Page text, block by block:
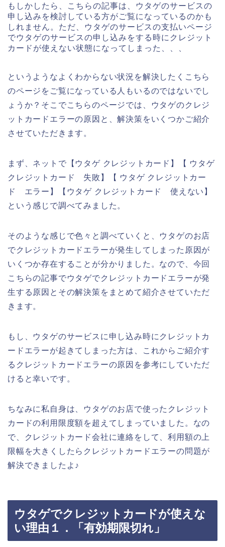
もしかしたら、こちらの記事は、ウタゲのサービスの
申し込みを検討している方がご覧になっているのかも
しれません。ただ、ウタゲのサービスの支払いページ
でウタゲのサービスの申し込みをする時にクレジット
カードが使えない状態になってしまった、、、
というようなよくわからない状況を解決したくこちら
のページをご覧になっている人もいるのではないでし
ょうか？そこでこちらのページでは、ウタゲのクレジ
ットカードエラーの原因と、解決策をいくつかご紹介
させていただきます。
まず、ネットで【ウタゲ クレジットカード】【 ウタゲ
クレジットカード 失敗】【 ウタゲ クレジットカー
ド エラー】【ウタゲ クレジットカード 使えない】
という感じで調べてみました。
そのような感じで色々と調べていくと、ウタゲのお店
でクレジットカードエラーが発生してしまった原因が
いくつか存在することが分かりました。なので、今回
こちらの記事でウタゲでクレジットカードエラーが発
生する原因とその解決策をまとめて紹介させていただ
きます。
もし、ウタゲのサービスに申し込み時にクレジットカ
ードエラーが起きてしまった方は、これからご紹介す
るクレジットカードエラーの原因を参考にしていただ
けると幸いです。
ちなみに私自身は、ウタゲのお店で使ったクレジット
カードの利用限度額を超えてしまっていました。なの
で、クレジットカード会社に連絡をして、利用額の上
限幅を大きくしたらクレジットカードエラーの問題が
解決できましたよ♪
ウタゲでクレジットカードが使えな
い理由１．「有効期限切れ」